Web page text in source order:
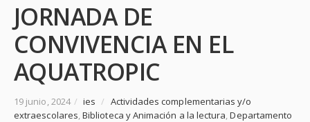
JORNADA DE
CONVIVENCIA EN EL
AQUATROPIC
19 junio, 2024 / ies / Actividades complementarias y/o
extraescolares,Biblioteca y Animación a la lectura,Departamento